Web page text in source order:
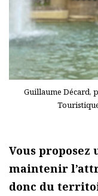
Guillaume Décard,
Vous
maintenir
donc du